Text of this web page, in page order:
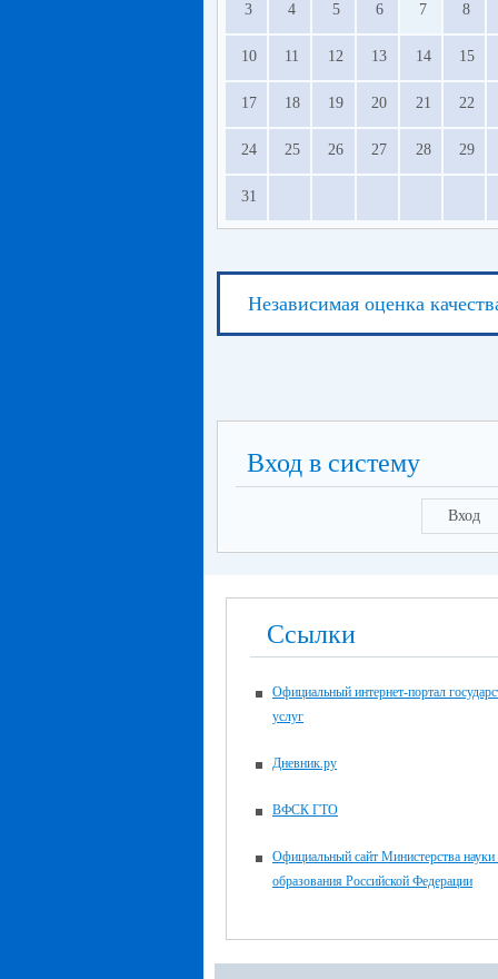
3 4 5 6 7 8
10 11 12 13 14 15
17 18 19 20 21 22
24 25 26 27 28 29
31
Независимая оценка
Вход в систему
Вход
Ссылки
Официальный интернет-портал
услуг
Дневник.ру
ВФСК ГТО
Официальный сайт Министерства
образования Российской Федерации